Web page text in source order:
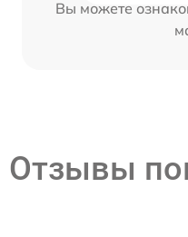
Вы можете
Отзывы